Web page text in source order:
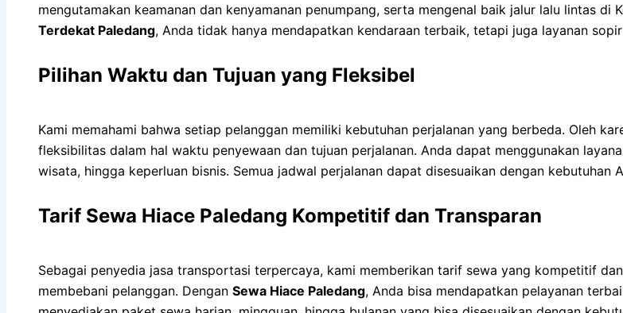
mengutamakan keamanan dan kenyamanan penumpang, serta mengenal baik jalur lalu lintas di
Terdekat Paledang, Anda tidak hanya mendapatkan kendaraan terbaik, tetapi juga layanan
Pilihan Waktu dan Tujuan yang Fleksibel
Kami memahami bahwa setiap pelanggan memiliki kebutuhan perjalanan yang berbeda. Oleh
fleksibilitas dalam hal waktu penyewaan dan tujuan perjalanan. Anda dapat menggunakan
wisata, hingga keperluan bisnis. Semua jadwal perjalanan dapat disesuaikan dengan kebutuhan
Tarif Sewa Hiace Paledang Kompetitif dan Transparan
Sebagai penyedia jasa transportasi terpercaya, kami memberikan tarif sewa yang kompetitif
membebani pelanggan. Dengan Sewa Hiace Paledang, Anda bisa mendapatkan pelayanan